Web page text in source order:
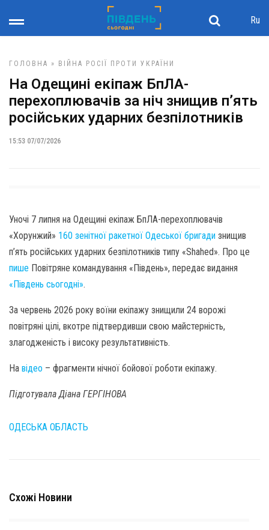
Ru
ГОЛОВНА » ВІЙНА РОСІЇ ПРОТИ УКРАЇНИ
На Одещині екіпаж БпЛА-
перехоплювачів за ніч знищив п’ять
російських ударних безпілотників
15:53 07/07/2026
Уночі 7 липня на Одещині екіпаж БпЛА-перехоплювачів
«Хорунжий» 160 зенітної ракетної Одеської бригади знищив
п’ять російських ударних безпілотників типу «Shahed». Про це
пише Повітряне командування «Південь», передає видання
«Південь сьогодні».
За червень 2026 року воїни екіпажу знищили 24 ворожі
повітряні цілі, вкотре підтвердивши свою майстерність,
злагодженість і високу результативність.
На відео – фрагменти нічної бойової роботи екіпажу.
Підготувала Діана ГЕРГІНОВА
ОДЕСЬКА ОБЛАСТЬ
Схожі Новини